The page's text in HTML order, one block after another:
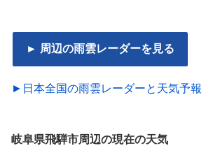
► 周辺の雨雲レーダーを見る
►日本全国の雨雲レーダーと天気予報
岐阜県飛騨市周辺の現在の天気